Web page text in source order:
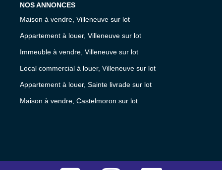
NOS ANNONCES
Maison à vendre, Villeneuve sur lot
Appartement à louer, Villeneuve sur lot
Immeuble à vendre, Villeneuve sur lot
Local commercial à louer, Villeneuve sur lot
Appartement à louer, Sainte livrade sur lot
Maison à vendre, Castelmoron sur lot